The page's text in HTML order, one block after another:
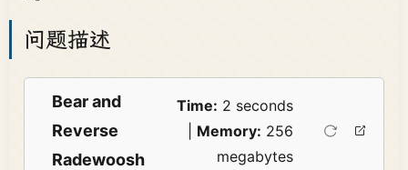
问题描述
Bear and
Reverse
Radewoosh
Time: 2 seconds
Memory: 256
megabytes